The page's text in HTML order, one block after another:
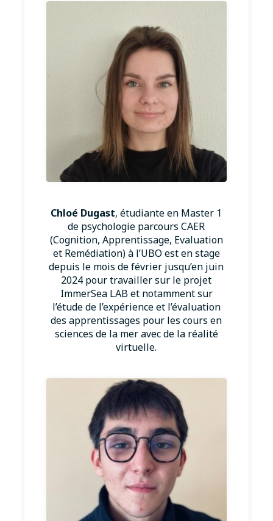
Chloé Dugast, étudiante en Master 1
de psychologie parcours CAER
(Cognition, Apprentissage, Evaluation
et Remédiation) à l’UBO est en stage
depuis le mois de février jusqu’en juin
2024 pour travailler sur le projet
ImmerSea LAB et notamment sur
l’étude de l’expérience et l’évaluation
des apprentissages pour les cours en
sciences de la mer avec de la réalité
virtuelle.